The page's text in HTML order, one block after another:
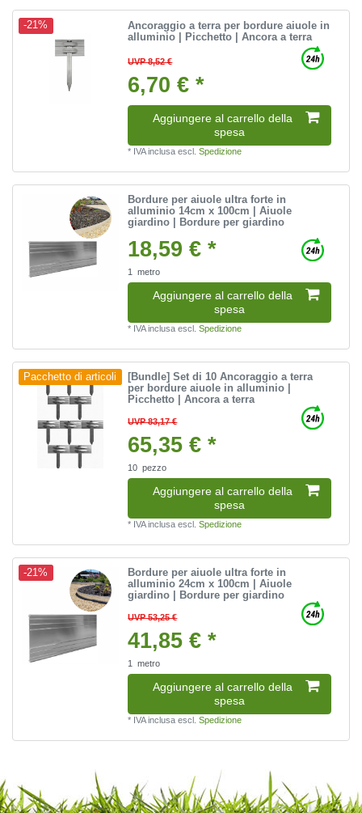
-21%
Ancoraggio a terra per bordure aiuole in
alluminio | Picchetto | Ancora a terra
UVP 8,52 €
6,70 € *
Aggiungere al carrello della
spesa
* IVA inclusa escl.Spedizione
Bordure per aiuole ultra forte in
alluminio 14cm x 100cm | Aiuole
giardino | Bordure per giardino
18,59 € *
1 metro
Aggiungere al carrello della
spesa
* IVA inclusa escl.Spedizione
Pacchetto di articoli
[Bundle] Set di 10 Ancoraggio a terra
per bordure aiuole in alluminio |
Picchetto | Ancora a terra
UVP 83,17 €
65,35 € *
10 pezzo
Aggiungere al carrello della
spesa
* IVA inclusa escl.Spedizione
-21%
Bordure per aiuole ultra forte in
alluminio 24cm x 100cm | Aiuole
giardino | Bordure per giardino
UVP 53,25 €
41,85 € *
1 metro
Aggiungere al carrello della
spesa
* IVA inclusa escl.Spedizione